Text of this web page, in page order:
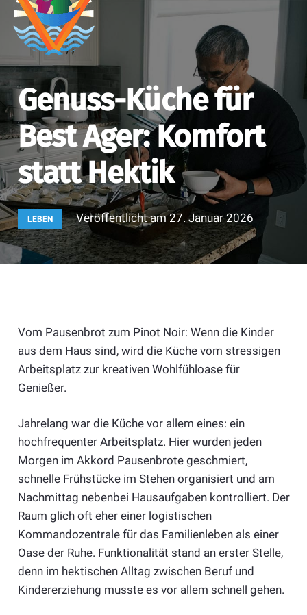
Genuss-Küche für
Best Ager: Komfort
statt Hektik
LEBEN Veröffentlicht am27. Januar 2026
Vom Pausenbrot zum Pinot Noir: Wenn die Kinder
aus dem Haus sind, wird die Küche vom stressigen
Arbeitsplatz zur kreativen Wohlfühloase für
Genießer.
Jahrelang war die Küche vor allem eines: ein
hochfrequenter Arbeitsplatz. Hier wurden jeden
Morgen im Akkord Pausenbrote geschmiert,
schnelle Frühstücke im Stehen organisiert und am
Nachmittag nebenbei Hausaufgaben kontrolliert. Der
Raum glich oft eher einer logistischen
Kommandozentrale für das Familienleben als einer
Oase der Ruhe. Funktionalität stand an erster Stelle,
denn im hektischen Alltag zwischen Beruf und
Kindererziehung musste es vor allem schnell gehen.